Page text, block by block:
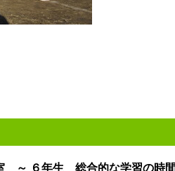
～ ６年生 総合的な学習の時